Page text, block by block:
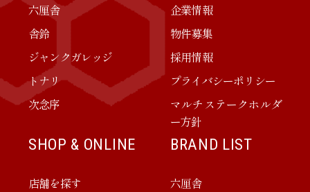
六厘舎
舎鈴
ジャンクガレッジ
トナリ
次念序
企業情報
物件募集
採用情報
プライバシーポリシー
マルチステークホルダ
ー方針
SHOP & ONLINE
店舗を探す
BRAND LIST
六厘舎